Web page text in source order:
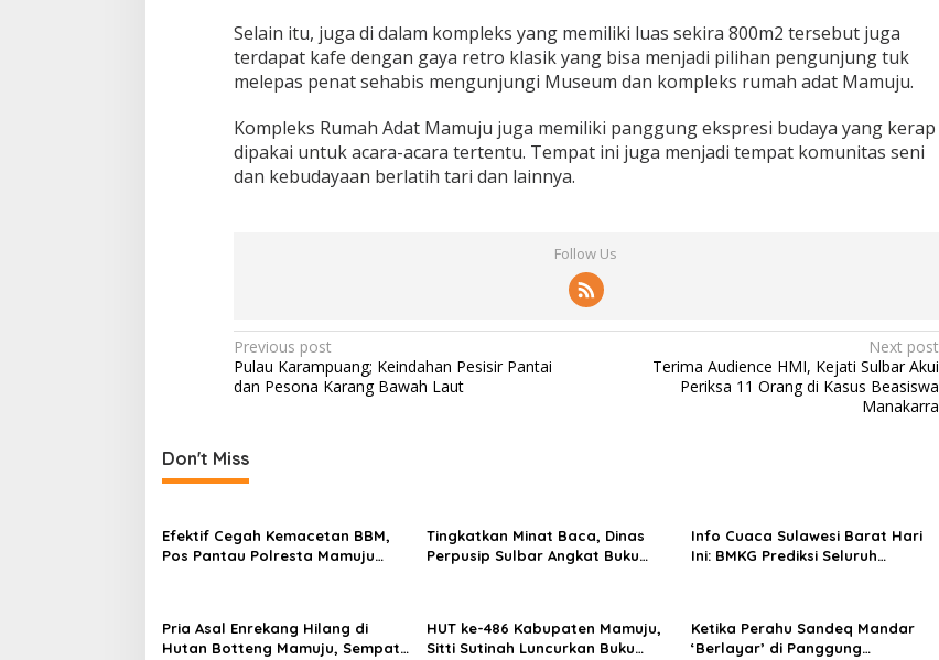
Selain itu, juga di dalam kompleks yang memiliki luas sekira 800m2 tersebut juga
terdapat kafe dengan gaya retro klasik yang bisa menjadi pilihan pengunjung tuk
melepas penat sehabis mengunjungi Museum dan kompleks rumah adat Mamuju.
Kompleks Rumah Adat Mamuju juga memiliki panggung ekspresi budaya yang kerap
dipakai untuk acara-acara tertentu. Tempat ini juga menjadi tempat komunitas seni
dan kebudayaan berlatih tari dan lainnya.
Follow Us
P
o
n
v
i
a
Previous post
Pulau Karampuang; Keindahan Pesisir Pantai
dan Pesona Karang Bawah Laut
Next post
Terima Audience HMI, Kejati Sulbar Akui
Periksa 11 Orang di Kasus Beasiswa
Manakarra
Don't Miss
Efektif Cegah Kemacetan BBM,
Pos Pantau Polresta Mamuju
Tingkatkan Minat Baca, Dinas
Perpusip Sulbar Angkat Buku
Info Cuaca Sulawesi Barat Hari
Ini: BMKG Prediksi Seluruh
Pria Asal Enrekang Hilang di
Hutan Botteng Mamuju, Sempat
HUT ke-486 Kabupaten Mamuju,
Sitti Sutinah Luncurkan Buku
Ketika Perahu Sandeq Mandar
‘Berlayar’ di Panggung